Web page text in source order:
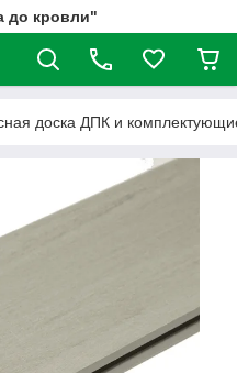
до кровли"
доска ДПК и